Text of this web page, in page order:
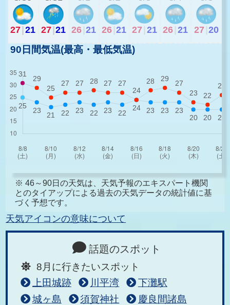
27|21 27|21 26 21 26 21 27 21 26 21 27 20
90日間気温(最高・最低気温)
※ 46～90日の天気は、天気予報のエキスパート機関
とのタイアップによる過去の天気データの統計値に基
づく予想です。
天気アイコンの意味について
話題のスポット
8月に行きたいスポット
上田城跡
川平湾
下灘駅
城ヶ島
須賀神社
慶良間諸島